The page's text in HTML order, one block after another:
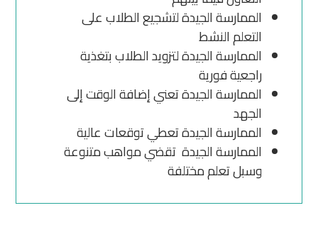
الممارسة الجيدة لتشجيع الطلاب على
التعلم النشط
الممارسة الجيدة لتزويد الطلاب بتغذية
راجعية فورية
الممارسة الجيدة تعني إضافة الوقت إلى
الجهد
الممارسة الجيدة تعطي توقعات عالية
الممارسة الجيدة تقضي مواهب متنوعة
وسبل تعلم مختلفة